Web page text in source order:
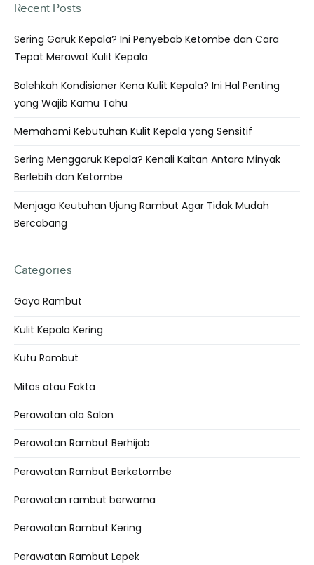
Recent Posts
Sering Garuk Kepala? Ini Penyebab Ketombe dan Cara
Tepat Merawat Kulit Kepala
Bolehkah Kondisioner Kena Kulit Kepala? Ini Hal Penting
yang Wajib Kamu Tahu
Memahami Kebutuhan Kulit Kepala yang Sensitif
Sering Menggaruk Kepala? Kenali Kaitan Antara Minyak
Berlebih dan Ketombe
Menjaga Keutuhan Ujung Rambut Agar Tidak Mudah
Bercabang
Categories
Gaya Rambut
Kulit Kepala Kering
Kutu Rambut
Mitos atau Fakta
Perawatan ala Salon
Perawatan Rambut Berhijab
Perawatan Rambut Berketombe
Perawatan rambut berwarna
Perawatan Rambut Kering
Perawatan Rambut Lepek